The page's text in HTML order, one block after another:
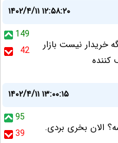
۱۴۰۲/۴/۱۱ ۱۲:۵۸:۲۰
149
42
خریدار نیست بازار
کننده
۱۴۰۲/۴/۱۱ ۱۳:۰۰:۱۵
95
39
الان بخری بردی.